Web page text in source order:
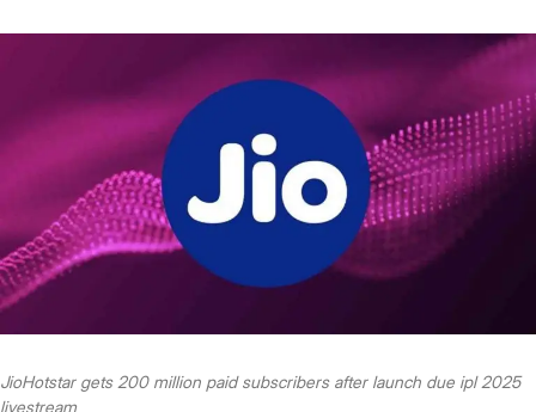
JioHotstar gets 200 million paid subscribers after launch due ipl 2025
livestream